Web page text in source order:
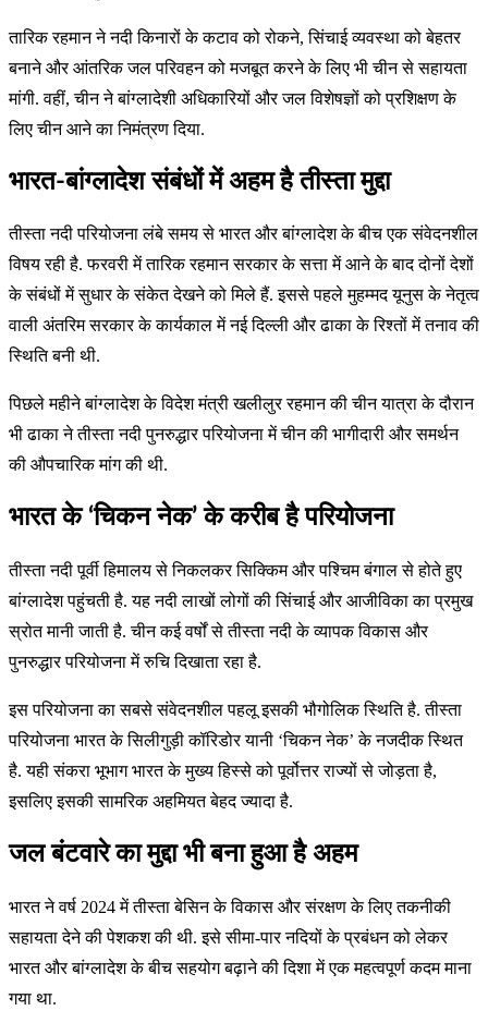
तारिक रहमान ने नदी किनारों के कटाव को रोकने, सिंचाई व्यवस्था को बेहतर
बनाने और आंतरिक जल परिवहन को मजबूत करने के लिए भी चीन से सहायता
मांगी. वहीं, चीन ने बांग्लादेशी अधिकारियों और जल विशेषज्ञों को प्रशिक्षण के
लिए चीन आने का निमंत्रण दिया.
भारत-बांग्लादेश संबंधों में अहम है तीस्ता मुद्दा
तीस्ता नदी परियोजना लंबे समय से भारत और बांग्लादेश के बीच एक संवेदनशील
विषय रही है. फरवरी में तारिक रहमान सरकार के सत्ता में आने के बाद दोनों देशों
के संबंधों में सुधार के संकेत देखने को मिले हैं. इससे पहले मुहम्मद यूनुस के नेतृत्व
वाली अंतरिम सरकार के कार्यकाल में नई दिल्ली और ढाका के रिश्तों में तनाव की
स्थिति बनी थी.
पिछले महीने बांग्लादेश के विदेश मंत्री खलीलुर रहमान की चीन यात्रा के दौरान
भी ढाका ने तीस्ता नदी पुनरुद्धार परियोजना में चीन की भागीदारी और समर्थन
की औपचारिक मांग की थी.
भारत के ‘चिकन नेक’ के करीब है परियोजना
तीस्ता नदी पूर्वी हिमालय से निकलकर सिक्किम और पश्चिम बंगाल से होते हुए
बांग्लादेश पहुंचती है. यह नदी लाखों लोगों की सिंचाई और आजीविका का प्रमुख
स्रोत मानी जाती है. चीन कई वर्षों से तीस्ता नदी के व्यापक विकास और
पुनरुद्धार परियोजना में रुचि दिखाता रहा है.
इस परियोजना का सबसे संवेदनशील पहलू इसकी भौगोलिक स्थिति है. तीस्ता
परियोजना भारत के सिलीगुड़ी कॉरिडोर यानी ‘चिकन नेक’ के नजदीक स्थित
है. यही संकरा भूभाग भारत के मुख्य हिस्से को पूर्वोत्तर राज्यों से जोड़ता है,
इसलिए इसकी सामरिक अहमियत बेहद ज्यादा है.
जल बंटवारे का मुद्दा भी बना हुआ है अहम
भारत ने वर्ष 2024 में तीस्ता बेसिन के विकास और संरक्षण के लिए तकनीकी
सहायता देने की पेशकश की थी. इसे सीमा-पार नदियों के प्रबंधन को लेकर
भारत और बांग्लादेश के बीच सहयोग बढ़ाने की दिशा में एक महत्वपूर्ण कदम माना
गया था.